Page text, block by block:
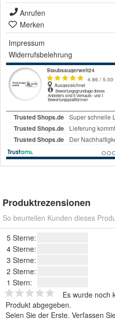
Anrufen
Merken
Impressum
Widerrufsbelehrung
Produktrezensionen
So beurteilen Kunden dieses
5 Sterne:
4 Sterne:
3 Sterne:
2 Sterne:
1 Stern:
Es wurde noch
Produkt abgegeben.
Seien Sie der Erste. Verfassen